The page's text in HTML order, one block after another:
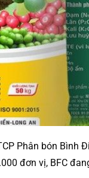
Phân bón Bình
đơn vị, BFC